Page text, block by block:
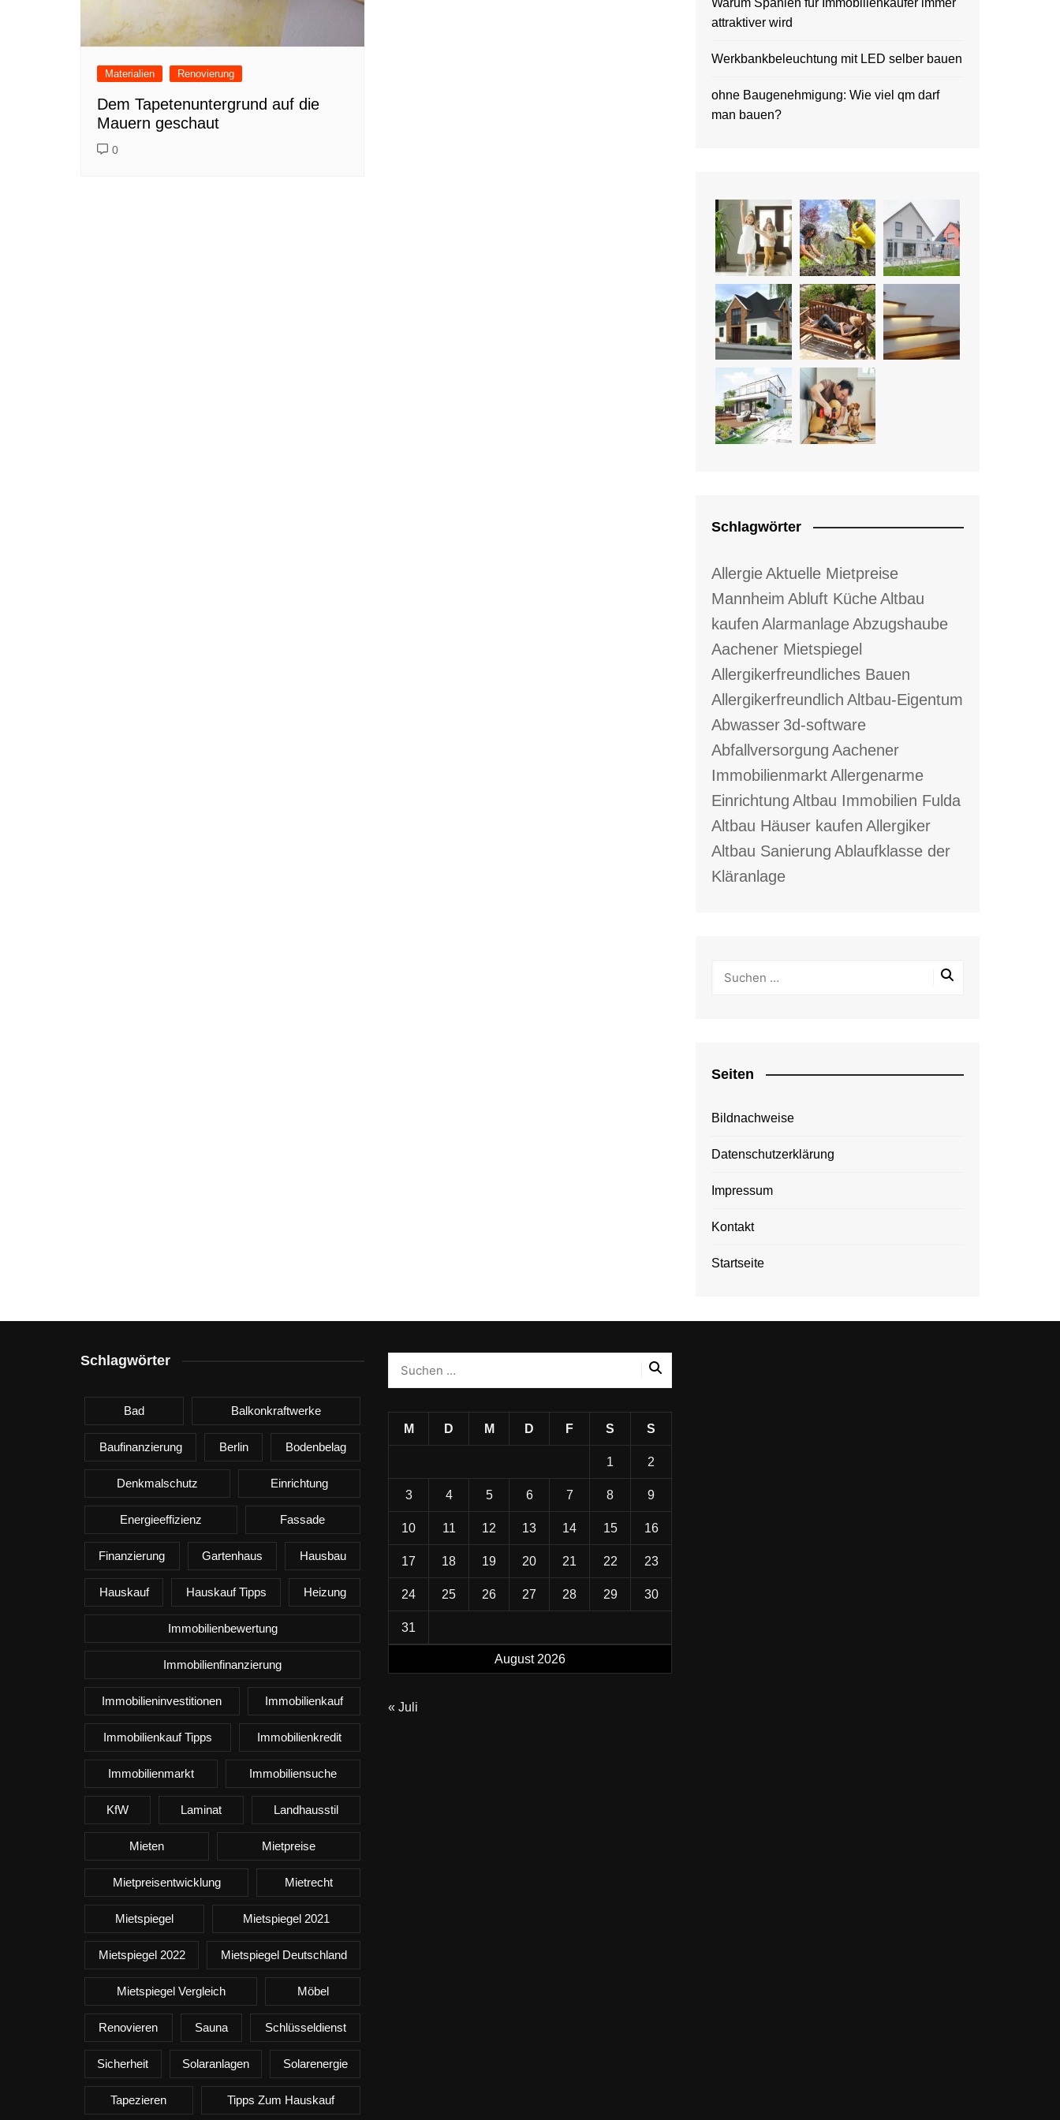
Materialien Renovierung
Dem Tapetenuntergrund auf die
Mauern geschaut
0
Warum Spanien für Immobilienkäufer immer
attraktiver wird
Werkbankbeleuchtung mit LED selber bauen
ohne Baugenehmigung: Wie viel qm darf
man bauen?
Schlagwörter
AllergieAktuelle Mietpreise
Mannheim Abluft KücheAltbau
kaufen AlarmanlageAbzugshaube
Aachener Mietspiegel
Allergikerfreundliches Bauen
Allergikerfreundlich Altbau-Eigentum
Abwasser 3d-software
Abfallversorgung Aachener
ImmobilienmarktAllergenarme
Einrichtung Altbau Immobilien Fulda
Altbau Häuser kaufen Allergiker
Altbau Sanierung Ablaufklasse der
Kläranlage
Seiten
Bildnachweise
Datenschutzerklärung
Impressum
Kontakt
Startseite
Schlagwörter
Bad Balkonkraftwerke
Baufinanzierung Berlin Bodenbelag
Denkmalschutz Einrichtung
Energieeffizienz Fassade
Finanzierung Gartenhaus Hausbau
Hauskauf Hauskauf Tipps Heizung
Immobilienbewertung
Immobilienfinanzierung
Immobilieninvestitionen Immobilienkauf
Immobilienkauf Tipps Immobilienkredit
Immobilienmarkt Immobiliensuche
KfW Laminat Landhausstil
Mieten Mietpreise
Mietpreisentwicklung Mietrecht
Mietspiegel Mietspiegel 2021
Mietspiegel 2022 Mietspiegel Deutschland
Mietspiegel Vergleich Möbel
Renovieren Sauna Schlüsseldienst
Sicherheit Solaranlagen Solarenergie
Tapezieren Tipps Zum Hauskauf
August 2026
M D M D F S S
1 2
3 4 5 6 7 8 9
10 11 12 13 14 15 16
17 18 19 20 21 22 23
24 25 26 27 28 29 30
31
« Juli